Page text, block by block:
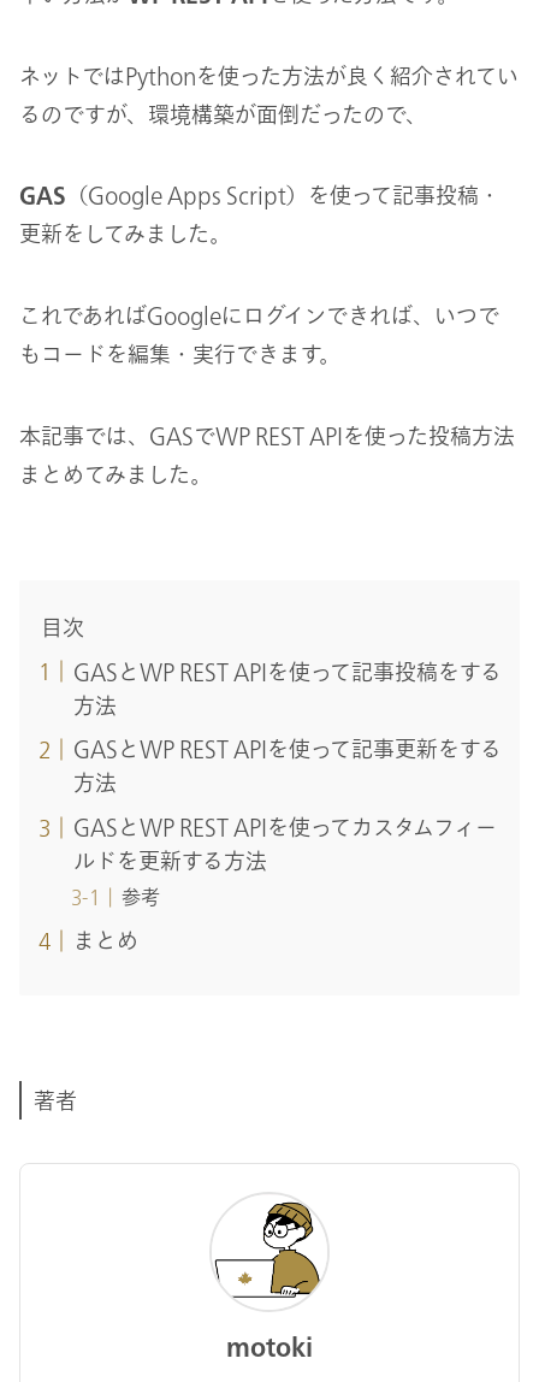
ネットではPythonを使った方法が良く紹介されてい
るのですが、環境構築が面倒だったので、
GAS （Google Apps Script）を使って記事投稿・
更新をしてみました。
これであればGoogleにログインできれば、いつで
もコードを編集・実行できます。
本記事では、GASでWP REST APIを使った投稿方法
まとめてみました。
目次
GASとWP REST APIを使って記事投稿をする
方法
GASとWP REST APIを使って記事更新をする
方法
GASとWP REST APIを使ってカスタムフィー
ルドを更新する方法
参考
まとめ
著者
motoki